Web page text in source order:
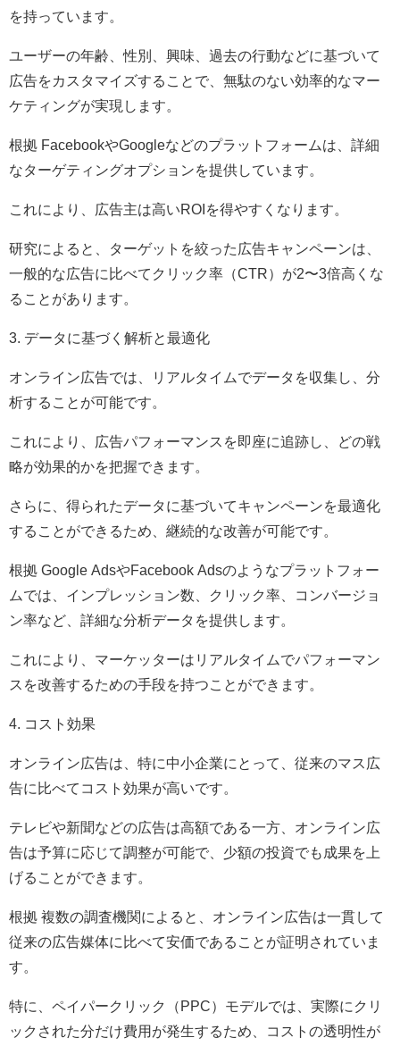
を持っています。
ユーザーの年齢、性別、興味、過去の行動などに基づいて
広告をカスタマイズすることで、無駄のない効率的なマー
ケティングが実現します。
根拠 FacebookやGoogleなどのプラットフォームは、詳細
なターゲティングオプションを提供しています。
これにより、広告主は高いROIを得やすくなります。
研究によると、ターゲットを絞った広告キャンペーンは、
一般的な広告に比べてクリック率（CTR）が2〜3倍高くな
ることがあります。
3. データに基づく解析と最適化
オンライン広告では、リアルタイムでデータを収集し、分
析することが可能です。
これにより、広告パフォーマンスを即座に追跡し、どの戦
略が効果的かを把握できます。
さらに、得られたデータに基づいてキャンペーンを最適化
することができるため、継続的な改善が可能です。
根拠 Google AdsやFacebook Adsのようなプラットフォー
ムでは、インプレッション数、クリック率、コンバージョ
ン率など、詳細な分析データを提供します。
これにより、マーケッターはリアルタイムでパフォーマン
スを改善するための手段を持つことができます。
4. コスト効果
オンライン広告は、特に中小企業にとって、従来のマス広
告に比べてコスト効果が高いです。
テレビや新聞などの広告は高額である一方、オンライン広
告は予算に応じて調整が可能で、少額の投資でも成果を上
げることができます。
根拠 複数の調査機関によると、オンライン広告は一貫して
従来の広告媒体に比べて安価であることが証明されていま
す。
特に、ペイパークリック（PPC）モデルでは、実際にクリ
ックされた分だけ費用が発生するため、コストの透明性が